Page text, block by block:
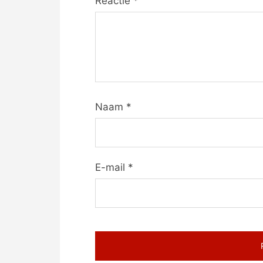
Naam *
E-mail *